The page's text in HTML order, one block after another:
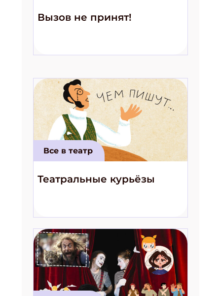
Вызов не принят!
Все в театр
Театральные курьёзы